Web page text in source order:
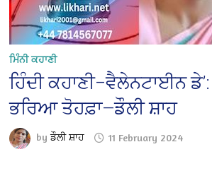
ਮਿੰਨੀ ਕਹਾਣੀ
ਹਿੰਦੀ ਕਹਾਣੀ–ਵੈਲੇਨਟਾਈਨ
ਭਰਿਆ ਤੋਹਫ਼ਾ—ਡੌਲੀ ਸ਼ਾਹ
byਡੌਲੀ ਸ਼ਾਹ 11 February 2024